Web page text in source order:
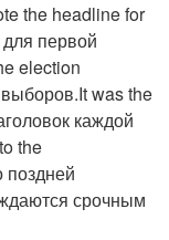
the headline for
первой
election
выборов.It was the
каждой
the
поздней
срочным